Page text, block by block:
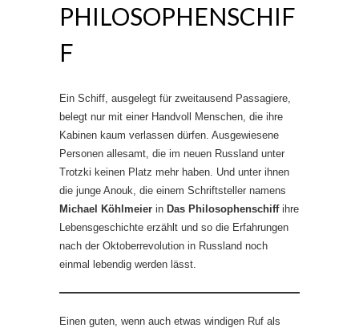
PHILOSOPHENSCHIF
F
Ein Schiff, ausgelegt für zweitausend Passagiere,
belegt nur mit einer Handvoll Menschen, die ihre
Kabinen kaum verlassen dürfen. Ausgewiesene
Personen allesamt, die im neuen Russland unter
Trotzki keinen Platz mehr haben. Und unter ihnen
die junge Anouk, die einem Schriftsteller namens
Michael Köhlmeier in Das Philosophenschiffihre
Lebensgeschichte erzählt und so die Erfahrungen
nach der Oktoberrevolution in Russland noch
einmal lebendig werden lässt.
Einen guten, wenn auch etwas windigen Ruf als